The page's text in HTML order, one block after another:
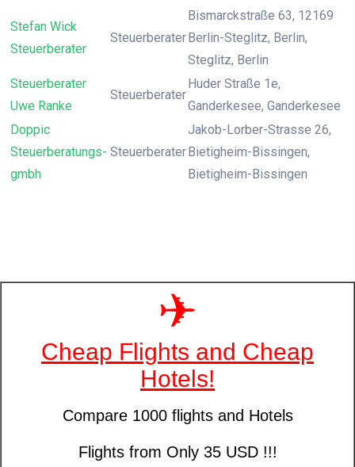
Stefan Wick
Steuerberater
Steuerberater
Bismarckstraße 63, 12169
Berlin-Steglitz, Berlin,
Steglitz, Berlin
Steuerberater
Uwe Ranke
Steuerberater
Huder Straße 1e,
Ganderkesee, Ganderkesee
Doppic
Steuerberatungs-
gmbh
Steuerberater
Jakob-Lorber-Strasse 26,
Bietigheim-Bissingen,
Bietigheim-Bissingen